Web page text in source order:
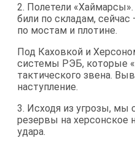
2. Полетели
били по складам,
по мостам и плотине.
Под Каховкой и
системы РЭБ, которые
тактического звена.
наступление.
3. Исходя из угрозы, мы
резервы на херсонское
удара.